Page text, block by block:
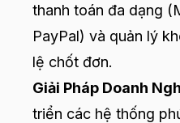
thanh toán đa dạng
PayPal) và quản lý
lệ chốt đơn.
Giải Pháp Doanh
triển các hệ thống